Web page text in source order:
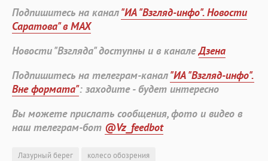
Подпишитесь на канал"ИА "Взгляд-инфо". Новости
Саратова" в MAX
Новости "Взгляда" доступны и в каналеДзена
Подпишитесь на телеграм-канал"ИА "Взгляд-инфо".
Вне формата": заходите - будет интересно
Вы можете прислать сообщения, фото и видео в
наш телеграм-бот @Vz_feedbot
Лазурный берег
колесо обозрения